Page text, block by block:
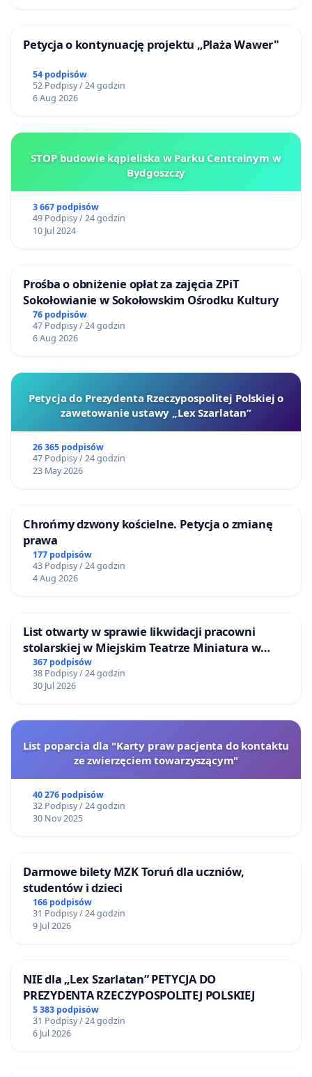
Petycja o kontynuację projektu „Plaża Wawer"
54 podpisów
52 Podpisy / 24 godzin
6 Aug 2026
STOP budowie kąpieliska w Parku Centralnym w
Bydgoszczy
3 667 podpisów
49 Podpisy / 24 godzin
10 Jul 2024
Prośba o obniżenie opłat za zajęcia ZPiT
Sokołowianie w Sokołowskim Ośrodku Kultury
76 podpisów
47 Podpisy / 24 godzin
6 Aug 2026
Petycja do Prezydenta Rzeczypospolitej Polskiej o
zawetowanie ustawy „Lex Szarlatan”
26 365 podpisów
47 Podpisy / 24 godzin
23 May 2026
Chrońmy dzwony kościelne. Petycja o zmianę
prawa
177 podpisów
43 Podpisy / 24 godzin
4 Aug 2026
List otwarty w sprawie likwidacji pracowni
stolarskiej w Miejskim Teatrze Miniatura w
Gdańsku
367 podpisów
38 Podpisy / 24 godzin
30 Jul 2026
List poparcia dla "Karty praw pacjenta do kontaktu
ze zwierzęciem towarzyszącym"
40 276 podpisów
32 Podpisy / 24 godzin
30 Nov 2025
Darmowe bilety MZK Toruń dla uczniów,
studentów i dzieci
166 podpisów
31 Podpisy / 24 godzin
9 Jul 2026
NIE dla „Lex Szarlatan” PETYCJA DO
PREZYDENTA RZECZYPOSPOLITEJ POLSKIEJ
5 383 podpisów
31 Podpisy / 24 godzin
6 Jul 2026